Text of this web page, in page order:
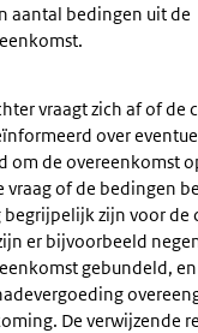
aantal bedingen uit de
vraagt zich af of de
over
om de overeenkomst
vraag of de bedingen
zijn voor de
er bijvoorbeeld
gebundeld,
De verwijzende